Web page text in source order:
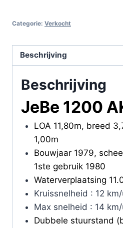
Categorie: Verkocht
Beschrijving
Beschrijving
JeBe 1200
LOA 11,80m, breed
1,00m
Bouwjaar 1979,
1ste gebruik 1980
Waterverplaatsing
Kruissnelheid : 12
Max snelheid : 14
Dubbele stuurstand